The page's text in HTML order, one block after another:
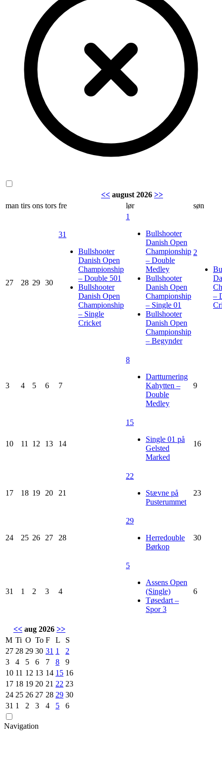
<< august 2026 >>
man tirs ons tors fre lør søn
27 28 29 30
31
Bullshooter
Danish Open
Championship
– Double 501
Bullshooter
Danish Open
Championship
– Single
Cricket
1
Bullshooter
Danish Open
Championship
– Double
Medley
Bullshooter
Danish Open
Championship
– Single 01
Bullshooter
Danish Open
Championship
– Begynder
2
–
3 4 5 6 7
8
Dartturnering
Kahytten –
Double
Medley
9
10 11 12 13 14
15
Single 01 på
Gelsted
Marked
16
17 18 19 20 21
22
Stævne på
Pusterummet
23
24 25 26 27 28
29
Herredouble
Børkop
30
31 1 2 3 4
5
Assens Open
(Single)
Tøsedart –
Spor 3
6
<< aug 2026 >>
M Ti O To F L
S
27 28 29 30 31 1
2
3
4 5 6 7 8
9
10 11 12 13 14 15 16
17 18 19 20 21 22 23
24 25 26 27 28 29 30
31 1 2 3 4 5 6
Navigation